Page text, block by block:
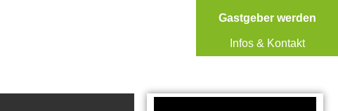
Gastgeber werden
Infos & Kontakt